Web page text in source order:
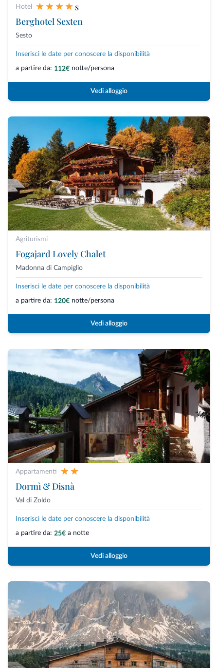
Hotel
s
Berghotel Sexten
Sesto
Inserisci le date per conoscere la disponibilità
a partire da: 112€ notte/persona
Vedi alloggio
Agriturismi
Fogajard Lovely Chalet
Madonna di Campiglio
Inserisci le date per conoscere la disponibilità
a partire da: 120€ notte/persona
Vedi alloggio
Appartamenti
Dormì & Disnà
Val di Zoldo
Inserisci le date per conoscere la disponibilità
a partire da: 25€ a notte
Vedi alloggio